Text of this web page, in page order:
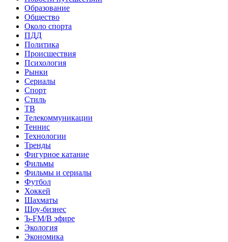
Образование
Общество
Около спорта
ПДД
Политика
Происшествия
Психология
Рынки
Сериалы
Спорт
Стиль
ТВ
Телекоммуникации
Теннис
Технологии
Тренды
Фигурное катание
Фильмы
Фильмы и сериалы
Футбол
Хоккей
Шахматы
Шоу-бизнес
Ъ-FM/В эфире
Экология
Экономика